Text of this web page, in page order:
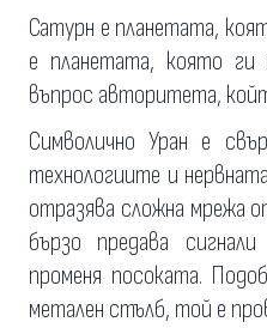
Сатурн е планетата,
е планетата, която
въпрос авторитета,
Символично Уран е
технологиите и
отразява сложна мрежа
бързо предава
променя посоката.
метален стълб, той е